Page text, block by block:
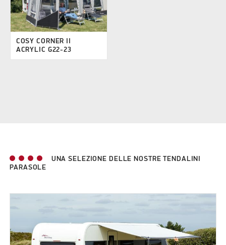
COSY CORNER II
ACRYLIC G22-23
UNA SELEZIONE DELLE NOSTRE TENDALINI
PARASOLE